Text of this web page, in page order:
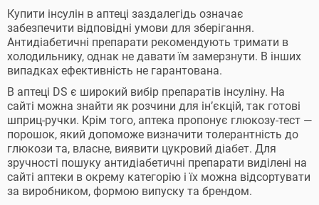
Купити інсулін в аптеці заздалегідь означає
забезпечити відповідні умови для зберігання.
Антидіабетичні препарати рекомендують тримати в
холодильнику, однак не давати їм замерзнути. В інших
випадках ефективність не гарантована.
В аптеці DS є широкий вибір препаратів інсуліну. На
сайті можна знайти як розчини для ін’єкцій, так готові
шприц-ручки. Крім того, аптека пропонує глюкозу-тест —
порошок, який допоможе визначити толерантність до
глюкози та, власне, виявити цукровий діабет. Для
зручності пошуку антидіабетичні препарати виділені на
сайті аптеки в окрему категорію і їх можна відсортувати
за виробником, формою випуску та брендом.